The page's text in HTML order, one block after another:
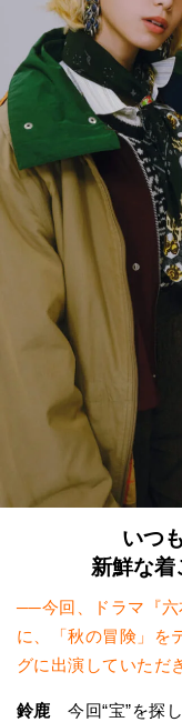
いつ
新鮮な着
──今回、ドラマ『六
に、「秋の冒険」を
グに出演していただ
鈴鹿 今回“宝”を探